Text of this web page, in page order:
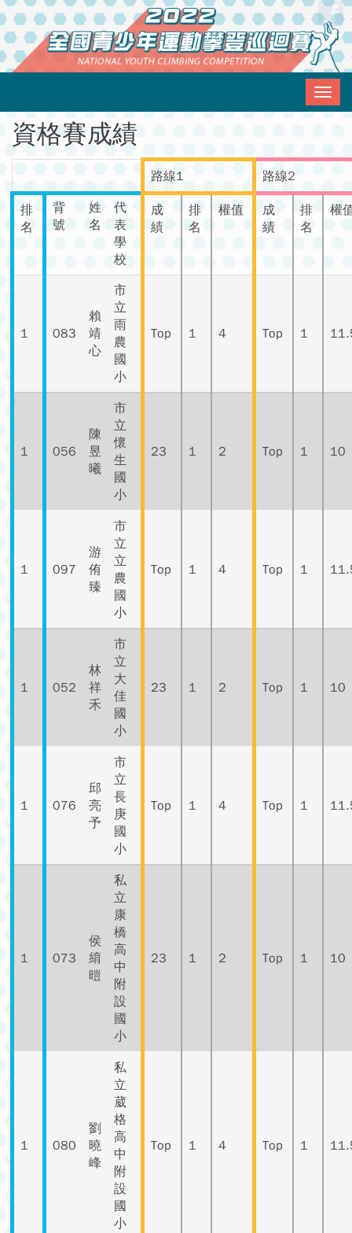
移至主內容
Login
with
資格賽成績
路線1 路線2
排
名
背
號
姓
名
代
表
學
校
成
績
排
名
權值
成
績
排
名
權
1 083
賴
靖
心
市
立
雨
農
國
小
Top 1 4 Top 1
1 056
陳
昱
曦
市
立
懷
生
國
小
23 1 2 Top 1 10
1 097
游
侑
臻
市
立
立
農
國
小
Top 1 4 Top 1
1 052
林
祥
禾
市
立
大
佳
國
小
23 1 2 Top 1 10
1 076
邱
亮
予
市
立
長
庚
國
小
Top 1 4 Top 1
1 073
侯
䋭
暟
私
立
康
橋
高
中
附
設
國
小
23 1 2 Top 1 10
1 080
劉
曉
峰
私
立
葳
格
高
中
附
設
國
小
Top 1 4 Top 1